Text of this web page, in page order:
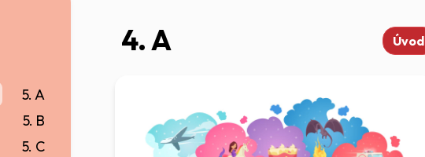
5. A
5. B
5. C
4. A Úvod